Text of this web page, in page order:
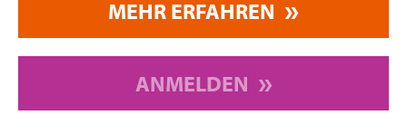
MEHR ERFAHREN
ANMELDEN